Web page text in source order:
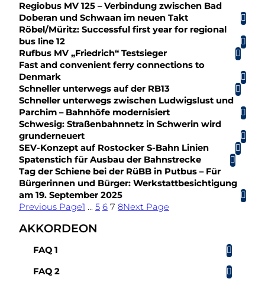
Regiobus MV 125 – Verbindung zwischen Bad
Doberan und Schwaan im neuen Takt
Röbel/Müritz: Successful first year for regional
bus line 12
Rufbus MV „Friedrich“ Testsieger
Fast and convenient ferry connections to
Denmark
Schneller unterwegs auf der RB13
Schneller unterwegs zwischen Ludwigslust und
Parchim – Bahnhöfe modernisiert
Schwesig: Straßenbahnnetz in Schwerin wird
grunderneuert
SEV-Konzept auf Rostocker S-Bahn Linien
Spatenstich für Ausbau der Bahnstrecke
Tag der Schiene bei der RüBB in Putbus – Für
Bürgerinnen und Bürger: Werkstattbesichtigung
am 19. September 2025
Previous Page1 … 5 6 7 8Next Page
AKKORDEON
FAQ 1
FAQ 2